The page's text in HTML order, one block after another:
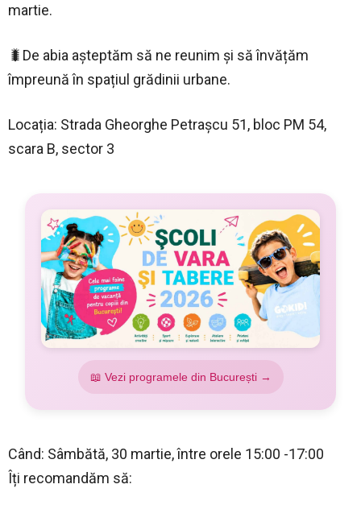
martie.
🐛De abia așteptăm să ne reunim și să învățăm
împreună în spațiul grădinii urbane.
Locația: Strada Gheorghe Petrașcu 51, bloc PM 54,
scara B, sector 3
📖 Vezi programele din București →
Când: Sâmbătă, 30 martie, între orele 15:00 -17:00
Îți recomandăm să: